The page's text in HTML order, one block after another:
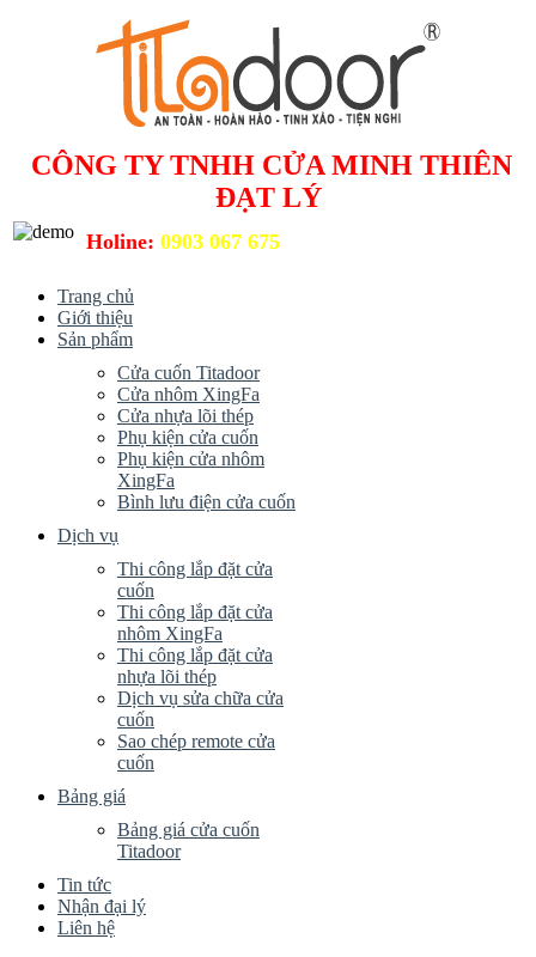
CÔNG TY TNHH CỬA MINH THIÊN
ĐẠT LÝ
Holine: 0903 067 675
Trang chủ
Giới thiệu
Sản phẩm
Cửa cuốn Titadoor
Cửa nhôm XingFa
Cửa nhựa lõi thép
Phụ kiện cửa cuốn
Phụ kiện cửa nhôm
XingFa
Bình lưu điện cửa cuốn
Dịch vụ
Thi công lắp đặt cửa
cuốn
Thi công lắp đặt cửa
nhôm XingFa
Thi công lắp đặt cửa
nhựa lõi thép
Dịch vụ sửa chữa cửa
cuốn
Sao chép remote cửa
cuốn
Bảng giá
Bảng giá cửa cuốn
Titadoor
Tin tức
Nhận đại lý
Liên hệ